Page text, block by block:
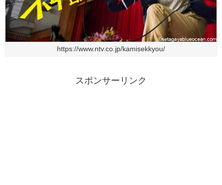
https://www.ntv.co.jp/kamisekkyou/
スポンサーリンク